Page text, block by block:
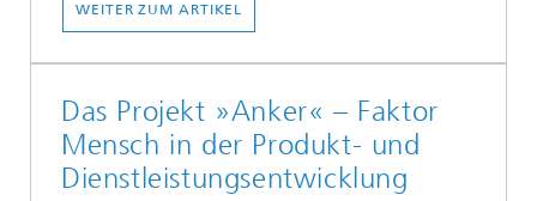
WEITER ZUM ARTIKEL
Das Projekt »Anker« – Faktor
Mensch in der Produkt- und
Dienstleistungsentwicklung